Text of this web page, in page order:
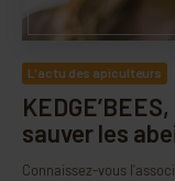
L'actu des apiculteurs
sauver les
Connaissez-vous